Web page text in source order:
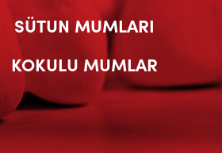
SÜTUN MUMLARI
KOKULU MUMLAR